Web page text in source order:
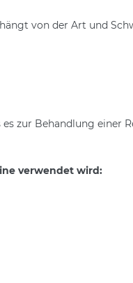
von der Art und
zur Behandlung einer
verwendet wird: